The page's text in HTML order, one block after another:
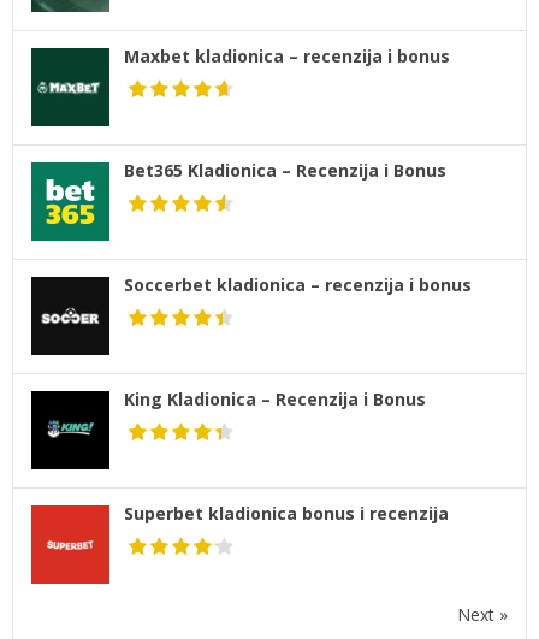
Maxbet kladionica – recenzija i bonus
Bet365 Kladionica – Recenzija i Bonus
Soccerbet kladionica – recenzija i bonus
King Kladionica – Recenzija i Bonus
Superbet kladionica bonus i recenzija
Next »